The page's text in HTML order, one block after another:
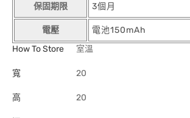
保固期限 3個月
電壓
電池150mAh
How To Store
室溫
寬 20
高 20